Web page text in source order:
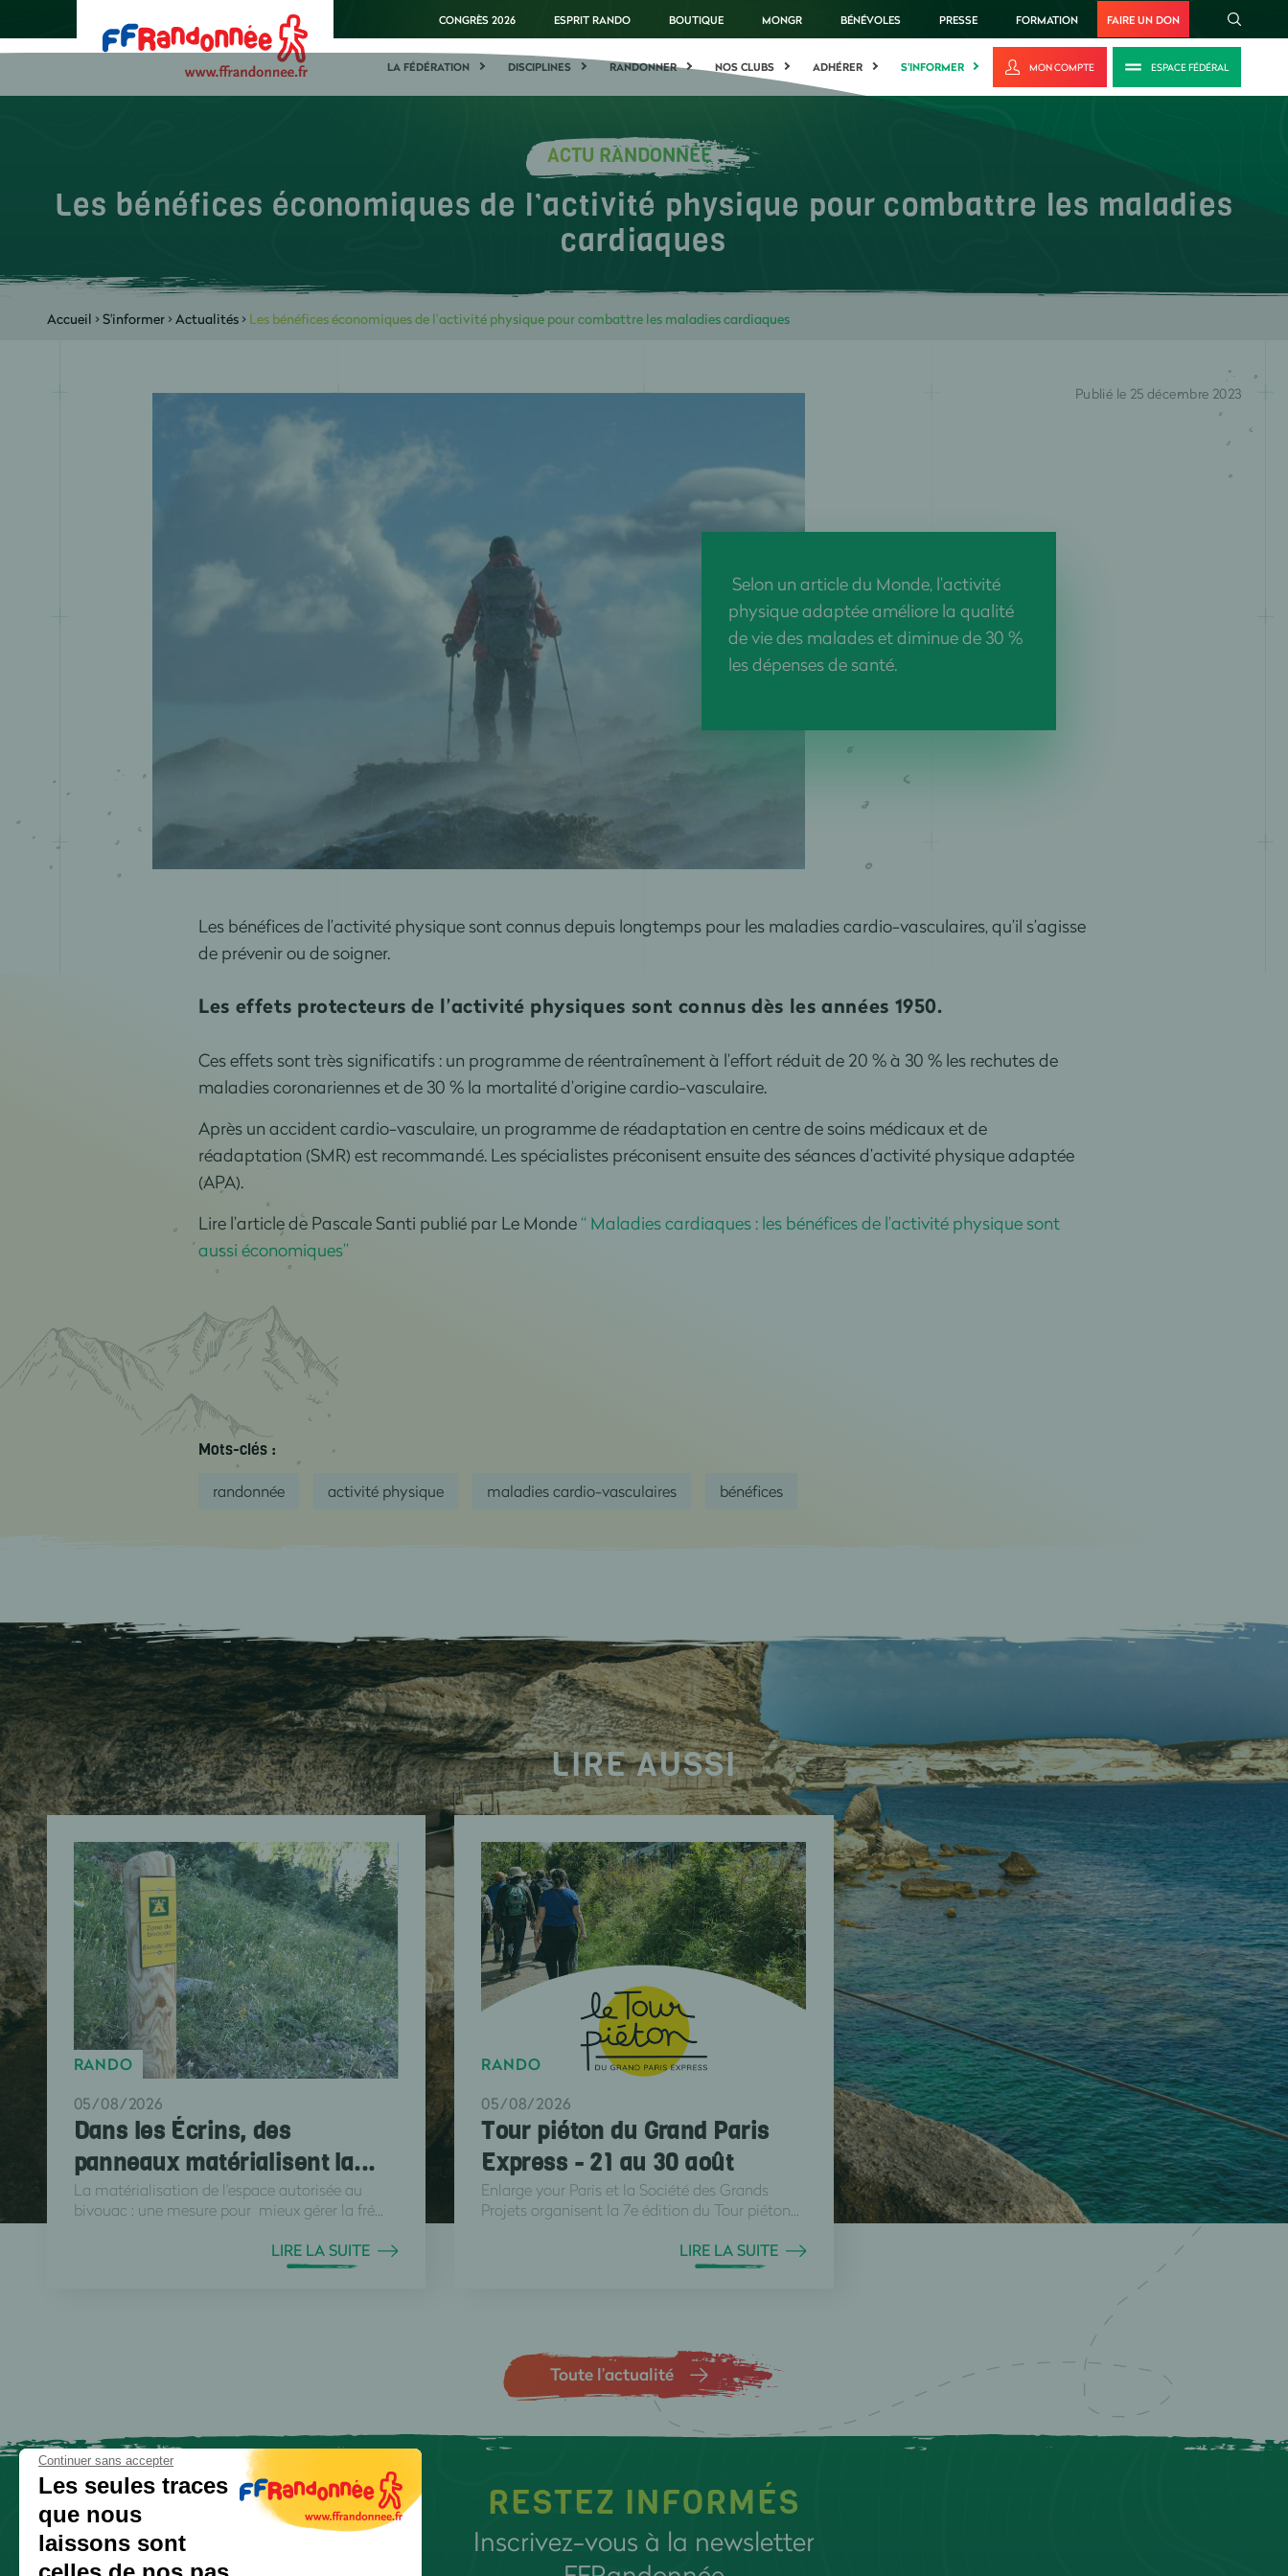
CONGRÈS 2026 ESPRIT RANDO BOUTIQUE MONGR BÉNÉVOLES PRESSE FORMATION FAIRE UN DON
LA FÉDÉRATION DISCIPLINES RANDONNER NOS CLUBS ADHÉRER S'INFORMER MON COMPTE ESPACE FÉDÉRAL
ACTU RANDONNÉE
Les bénéfices économiques de l’activité physique pour combattre les maladies
cardiaques
Accueil >S'informer>Actualités> Les bénéfices économiques de l’activité physique pour combattre les maladies cardiaques
Selon un article du Monde, l’activité
physique adaptée améliore la qualité
de vie des malades et diminue de 30 %
les dépenses de santé.
Publié le 25 décembre 2023
Les bénéfices de l’activité physique sont connus depuis longtemps pour les maladies cardio-vasculaires, qu’il s’agisse
de prévenir ou de soigner.
Les effets protecteurs de l’activité physiques sont connus dès les années 1950.
Ces effets sont très significatifs : un programme de réentraînement à l’effort réduit de 20 % à 30 % les rechutes de
maladies coronariennes et de 30 % la mortalité d’origine cardio-vasculaire.
Après un accident cardio-vasculaire, un programme de réadaptation en centre de soins médicaux et de
réadaptation (SMR) est recommandé. Les spécialistes préconisent ensuite des séances d’activité physique adaptée
(APA).
Lire l’article de Pascale Santi publié par Le Monde “ Maladies cardiaques : les bénéfices de l’activité physique sont
aussi économiques”
Mots-clés :
randonnée activité physique maladies cardio-vasculaires bénéfices
LIRE AUSSI
RANDO
05/08/2026
Dans les Écrins, des
panneaux matérialisent la...
La matérialisation de l'espace autorisée au
bivouac : une mesure pour mieux gérer la fré...
LIRE LA SUITE
RANDO
05/08/2026
Tour piéton du Grand Paris
Express - 21 au 30 août
Enlarge your Paris et la Société des Grands
Projets organisent la 7e édition du Tour piéton...
LIRE LA SUITE
Toute l’actualité
RESTEZ INFORMÉS
Inscrivez-vous à la newsletter
Continuer sans accepter
Les seules traces
que nous
laissons sont